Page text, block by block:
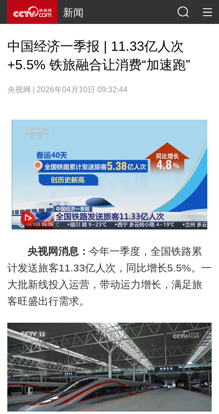
新闻
中国经济一季报 | 11.33亿人次
+5.5% 铁旅融合让消费“加速跑”
央视网 | 2026年04月10日 09:32:44
央视网消息： 今年一季度，全国铁路累
计发送旅客11.33亿人次，同比增长5.5%。一
大批新线投入运营，带动运力增长，满足旅
客旺盛出行需求。